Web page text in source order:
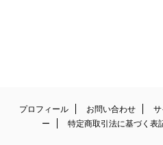
プロフィール お問い合わせ
ー
特定商取引法に基づく表